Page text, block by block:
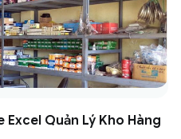
Excel Quản Lý Kho Hàng